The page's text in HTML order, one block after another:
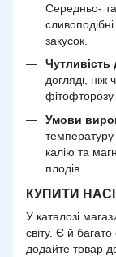
Середньо- та
закусок.
догляді, ніж
фітофторозу
Умови
температуру
калію та
плодів.
КУПИТИ
У каталозі
світу. Є й
додайте товар